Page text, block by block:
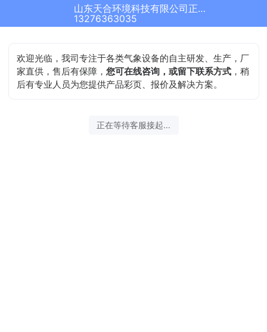
山东天合环境科技有限公司正在为您服务
13276363035
欢迎光临，我司专注于各类气象设备的自主研发、生产，厂
家直供，售后有保障，您可在线咨询，或留下联系方式 ，稍
后有专业人员为您提供产品彩页、报价及解决方案。
正在等待客服接起...